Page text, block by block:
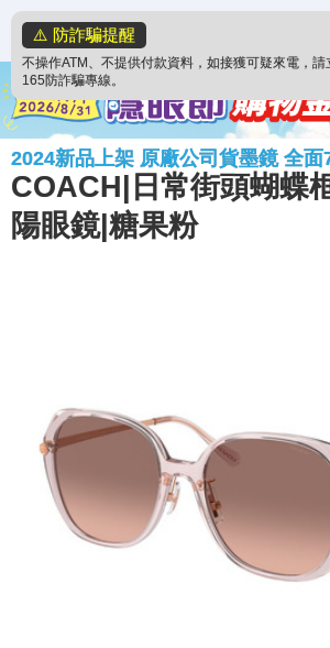
⚠️ 防詐騙提醒
不操作ATM、不提供付款資料，如接獲可疑來電，
165防詐騙專線。
2024新品上架 原廠公司貨墨鏡 全面
COACH|日常街頭蝴蝶
陽眼鏡|糖果粉